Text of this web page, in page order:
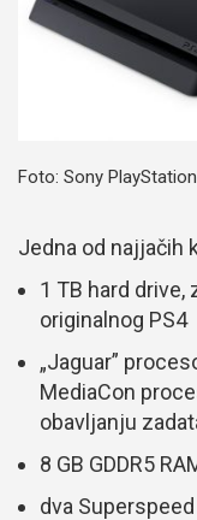
Foto: Sony PlayStation
Jedna od najjačih
1 TB hard drive,
originalnog PS4
„Jaguar”
MediaCon
obavljanju
8 GB GDDR5
dva